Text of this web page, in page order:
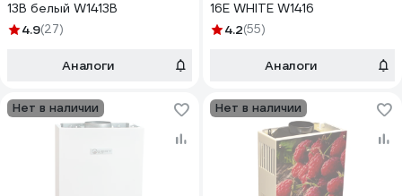
13B белый W1413B
4.9(27)
Аналоги
16E WHITE W1416
4.2(55)
Аналоги
Нет в наличии Нет в наличии